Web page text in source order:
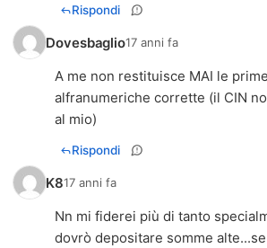
Rispondi
Dovesbaglio17 anni fa
A me non restituisce MAI le
alfranumeriche corrette (il CIN
al mio)
Rispondi
K817 anni fa
Nn mi fiderei più di tanto
dovrò depositare somme